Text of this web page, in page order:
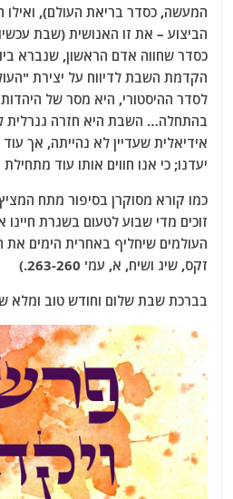
המעשה, כסדר בריאת העולם),
הביצוע – את זו האנושית (שבת
כסדר שחווה אדם הראשון, שנברא
הקדמת השבת לדיווח על יצירת
לסדר ההיסטורי, היא מסר של
בהתחלה… השבת היא חזרה גנרלית
אידיאלית שעדיין לא נהייתה, אך
יעדנו; כי אנו חווים אותו עוד
כמו קורא מסוקרן בסיפור מתח
זוכים מדי שבוע לטעום בשגרת
העולמים שיחליף באחרית הימים את
זקס, שיג ושיח, א, עמ' 263-260.)
בברכת שבת שלום וחודש טוב ומלא